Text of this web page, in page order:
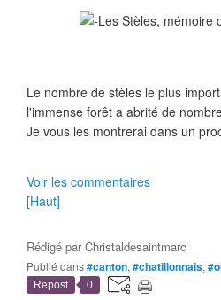
Le nombre de stèles le plus
l'immense forêt a abrité de
Je vous les montrerai dans un
Voir les commentaires
[Haut]
Rédigé parChristaldesaintmarc
Publié dans#canton, #chatillonnais,
Repost 0